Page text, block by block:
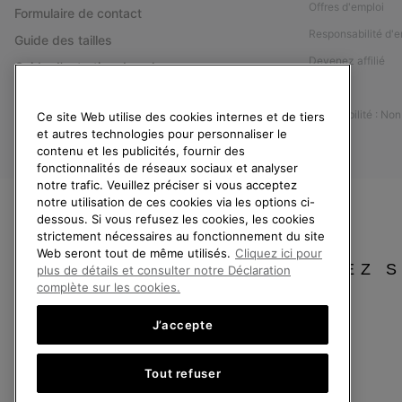
Formulaire de contact
Guide des tailles
Guide d'entretien des chaussures
Rétractation
Statut de la commande
Livraison
Paiement
Questions fréquentes
Offres d'emploi
Responsabilité
Devenez affilié
Accessibilité :
France
SOREL. Tous droits réservés.
VEUILLEZ
Ce site Web utilise des cookies internes et de tiers
et autres technologies pour personnaliser le
contenu et les publicités, fournir des
fonctionnalités de réseaux sociaux et analyser
notre trafic. Veuillez préciser si vous acceptez
notre utilisation de ces cookies via les options ci-
dessous. Si vous refusez les cookies, les cookies
strictement nécessaires au fonctionnement du site
Web seront tout de même utilisés. Cliquez ici pour
plus de détails et consulter notre Déclaration
complète sur les cookies.
J’accepte
Tout refuser